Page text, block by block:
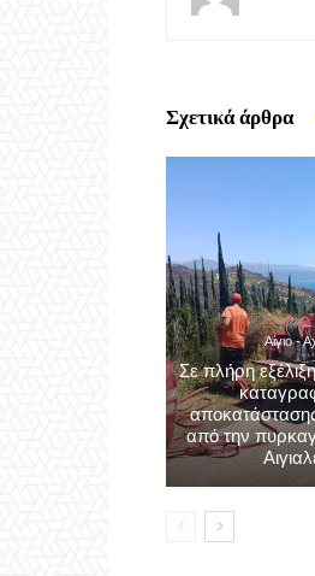
Σχετικά άρθρα
Αίγιο -
Σε πλήρη εξέλιξη